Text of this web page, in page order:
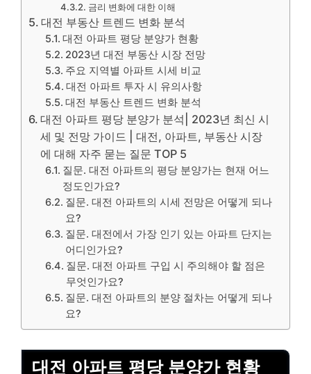
금리 변화에 대한 이해
대전 부동산 트렌드 변화 분석
대전 아파트 평당 분양가 현황
2023년 대전 부동산 시장 전망
주요 지역별 아파트 시세 비교
대전 아파트 투자 시 유의사항
대전 부동산 트렌드 변화 분석
대전 아파트 평당 분양가 분석| 2023년 최신 시
세 및 전망 가이드 | 대전, 아파트, 부동산 시장
에 대해 자주 묻는 질문 TOP 5
질문. 대전 아파트의 평당 분양가는 현재 어느
정도인가요?
질문. 대전 아파트의 시세 전망은 어떻게 되나
요?
질문. 대전에서 가장 인기 있는 아파트 단지는
어디인가요?
질문. 대전 아파트 구입 시 주의해야 할 점은
무엇인가요?
질문. 대전 아파트의 분양 절차는 어떻게 되나
요?
대전 아파트 평당 분양가 현황